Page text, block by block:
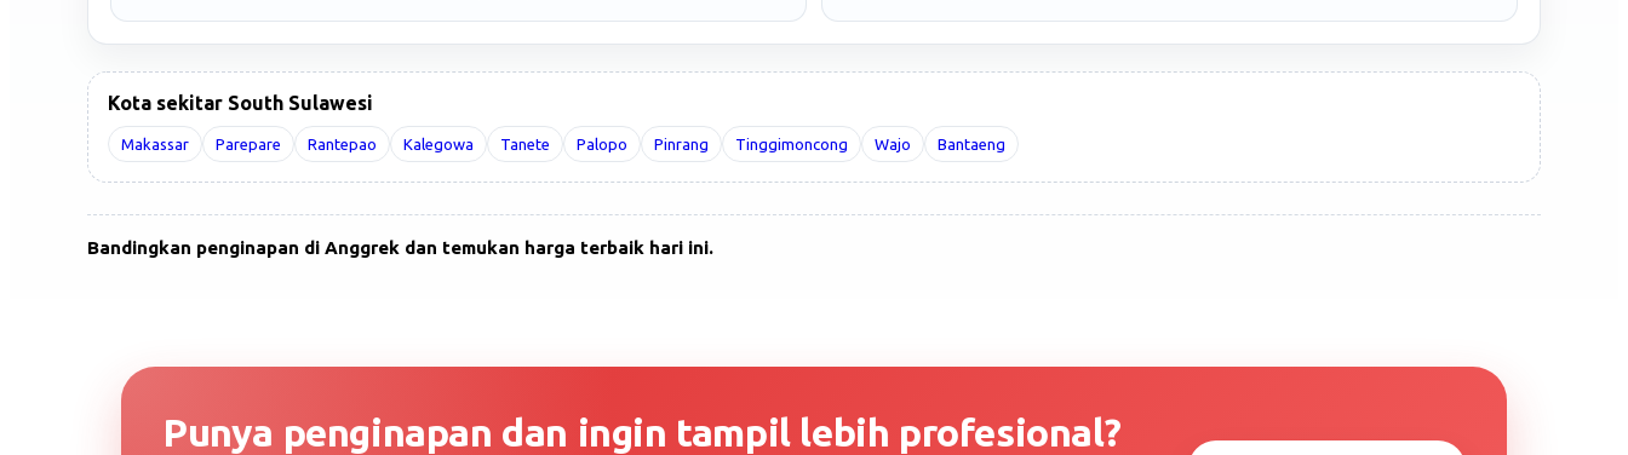
Kota sekitar South Sulawesi
Makassar Parepare Rantepao Kalegowa Tanete Palopo Pinrang Tinggimoncong Wajo Bantaeng
Bandingkan penginapan di Anggrek dan temukan harga terbaik hari ini.
Punya penginapan dan ingin tampil lebih profesional?